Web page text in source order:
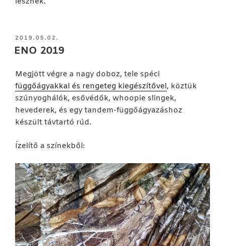
BEKÜLDVE:
2019.05.02.
ENO 2019
Megjött végre a nagy doboz, tele spéci
függőágyakkal és rengeteg kiegészítővel, köztük
szúnyoghálók, esővédők, whoopie slingek,
hevederek, és egy tandem-függőágyazáshoz
készült távtartó rúd.
Ízelítő a színekből: